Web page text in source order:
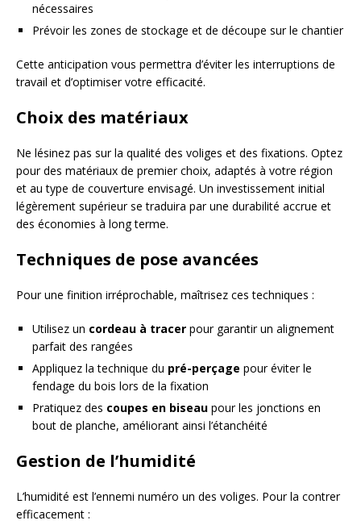
nécessaires
Prévoir les zones de stockage et de découpe sur le chantier
Cette anticipation vous permettra d’éviter les interruptions de
travail et d’optimiser votre efficacité.
Choix des matériaux
Ne lésinez pas sur la qualité des voliges et des fixations. Optez
pour des matériaux de premier choix, adaptés à votre région
et au type de couverture envisagé. Un investissement initial
légèrement supérieur se traduira par une durabilité accrue et
des économies à long terme.
Techniques de pose avancées
Pour une finition irréprochable, maîtrisez ces techniques :
Utilisez un cordeau à tracer pour garantir un alignement
parfait des rangées
Appliquez la technique du pré-perçage pour éviter le
fendage du bois lors de la fixation
Pratiquez des coupes en biseau pour les jonctions en
bout de planche, améliorant ainsi l’étanchéité
Gestion de l’humidité
L’humidité est l’ennemi numéro un des voliges. Pour la contrer
efficacement :